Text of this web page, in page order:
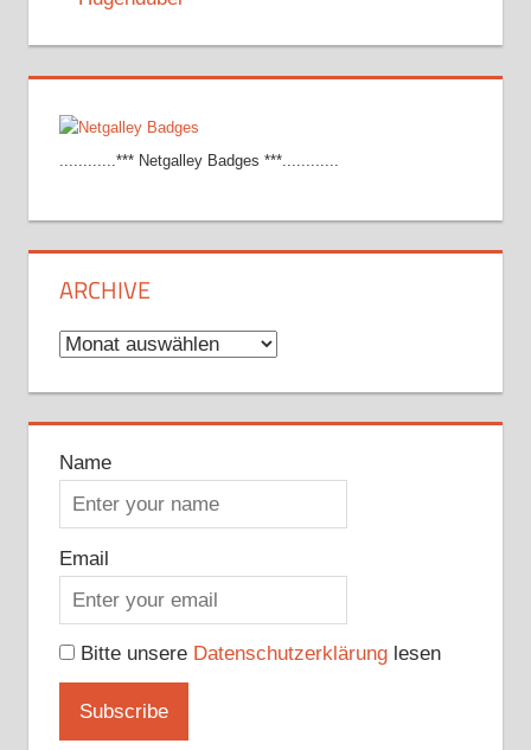
............*** Netgalley Badges ***............
ARCHIVE
Archive
Name
Email
Bitte unsere Datenschutzerklärunglesen